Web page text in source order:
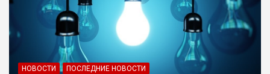
НОВОСТИ ПОСЛЕДНИЕ НОВОСТИ